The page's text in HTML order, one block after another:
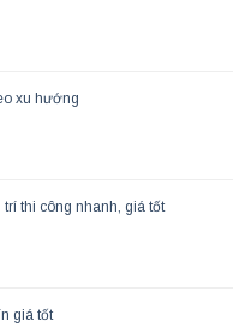
xu hướng
thi công nhanh, giá tốt
giá tốt